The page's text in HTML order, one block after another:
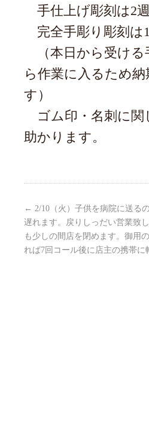
手仕上げ彫刻は2
完全手彫り彫刻は
（本日から受ける
ら作業に入るため
す）
ゴム印・名刺に関
助かります。
← 2/10（火）子供を病院に送る
遅れます。戻りしっだい営業致
も少しの間店を閉めます。御用
れば7回コール後に店主の携帯に